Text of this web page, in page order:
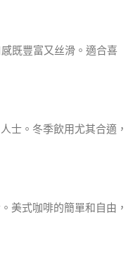
既豐富又丝滑。適合喜
士。冬季飲用尤其合適，
美式咖啡的簡單和自由，